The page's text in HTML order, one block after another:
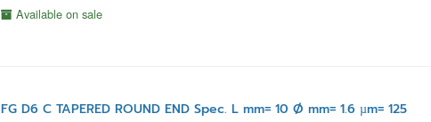
Available on sale
FG D6 C TAPERED ROUND END Spec. L mm= 10 Ø mm= 1.6 µm= 125